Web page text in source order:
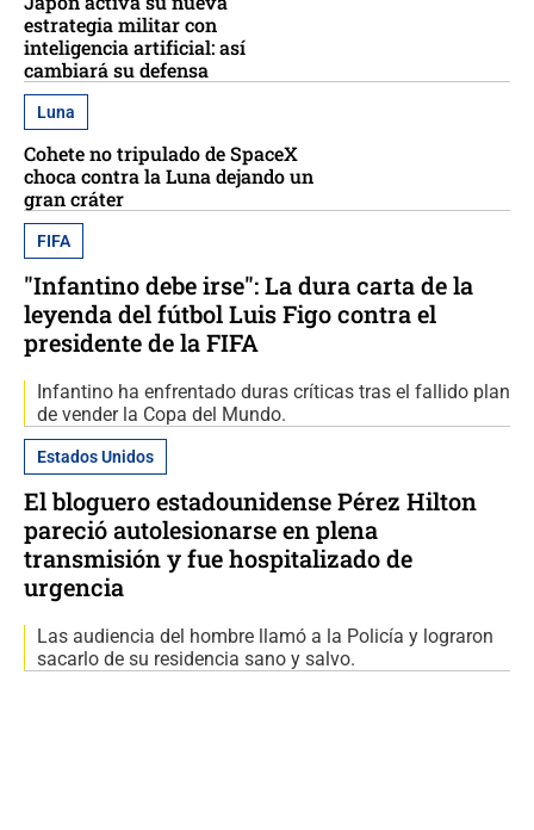
estrategia militar con
inteligencia artificial: así
cambiará su defensa
Luna
Cohete no tripulado de SpaceX
choca contra la Luna dejando un
gran cráter
FIFA
"Infantino debe irse": La dura carta de la
leyenda del fútbol Luis Figo contra el
presidente de la FIFA
Infantino ha enfrentado duras críticas tras el fallido plan
de vender la Copa del Mundo.
Estados Unidos
El bloguero estadounidense Pérez Hilton
pareció autolesionarse en plena
transmisión y fue hospitalizado de
urgencia
Las audiencia del hombre llamó a la Policía y lograron
sacarlo de su residencia sano y salvo.